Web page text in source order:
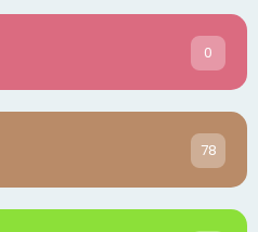
0
78